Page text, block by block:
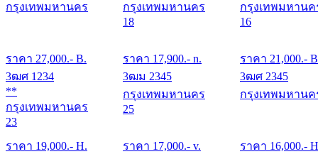
กรุงเทพมหานคร
ราคา 27,000.- B.
กรุงเทพมหานคร
18
ราคา 17,900.- n.
กรุงเทพมหานค
16
ราคา 21,000.-
3ฒศ 1234
**
กรุงเทพมหานคร
23
ราคา 19,000.- H.
3ฒม 2345
กรุงเทพมหานคร
25
ราคา 17,000.- v.
3ฒศ 2345
กรุงเทพมหานค
ราคา 16,000.-